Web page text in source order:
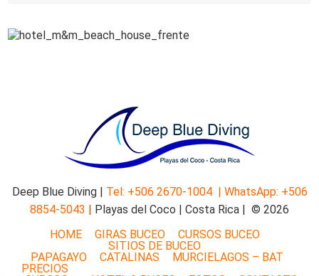
Deep Blue Diving | Tel: +506 2670-1004 | WhatsApp: +506
8854-5043 | Playas del Coco | Costa Rica | © 2026
HOME
GIRAS BUCEO
CURSOS BUCEO
SITIOS DE BUCEO
PAPAGAYO
CATALINAS
MURCIELAGOS – BAT
PRECIOS